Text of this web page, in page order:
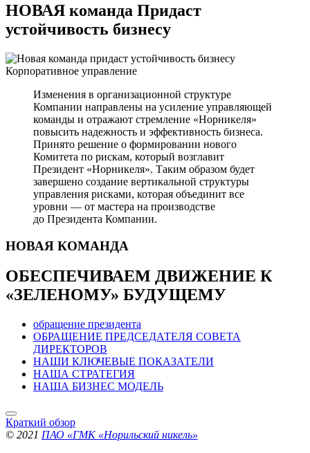
НОВАЯ команда Придаст
устойчивость бизнесу
Корпоративное управление
Изменения в организационной структуре
Компании направлены на усиление управляющей
команды и отражают стремление «Норникеля»
повысить надежность и эффективность бизнеса.
Принято решение о формировании нового
Комитета по рискам, который возглавит
Президент «Норникеля». Таким образом будет
завершено создание вертикальной структуры
управления рисками, которая объединит все
уровни — от мастера на производстве
до Президента Компании.
НОВАЯ КОМАНДА
ОБЕСПЕЧИВАЕМ ДВИЖЕНИЕ К
«ЗЕЛЕНОМУ» БУДУЩЕМУ
обращение президента
ОБРАЩЕНИЕ ПРЕДСЕДАТЕЛЯ СОВЕТА
ДИРЕКТОРОВ
НАШИ КЛЮЧЕВЫЕ ПОКАЗАТЕЛИ
НАША СТРАТЕГИЯ
НАША БИЗНЕС МОДЕЛЬ
Краткий обзор
© 2021 ПАО «ГМК «Норильский никель»